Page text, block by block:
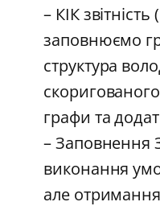
– КІК
заповнюємо
структура
графи та
– Заповнення
виконання
але